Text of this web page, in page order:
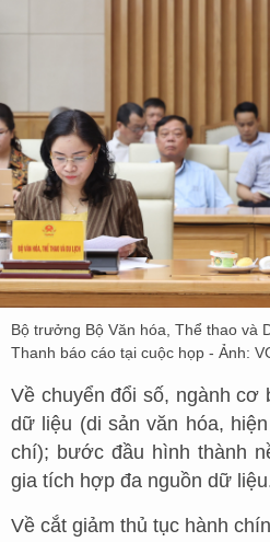
Bộ trưởng Bộ Văn hóa, Thể thao và
Thanh báo cáo tại cuộc họp - Ảnh:
Về chuyển đổi số, ngành cơ
dữ liệu (di sản văn hóa,
chí); bước đầu hình thành
gia tích hợp đa nguồn dữ
Về cắt giảm thủ tục hành